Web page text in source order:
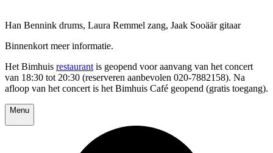
Han Bennink drums, Laura Remmel zang, Jaak Sooäär gitaar
Binnenkort meer informatie.
Het Bimhuis restaurant is geopend voor aanvang van het concert
van 18:30 tot 20:30 (reserveren aanbevolen 020-7882158). Na
afloop van het concert is het Bimhuis Café geopend (gratis toegang).
Menu